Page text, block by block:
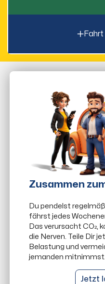
Fahrt
Zusammen
Du pendelst
fährst jedes
Das verursacht CO₂,
die Nerven. Teile Dir
Belastung und
jemanden mitnimmst.
Jetzt